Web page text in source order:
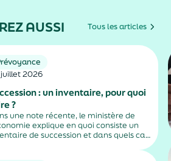
AUSSI Tous les articles
2026
: un inventaire, pour quoi
?
une note récente, le ministère de
explique en quoi consiste un
de succession et dans quels cas